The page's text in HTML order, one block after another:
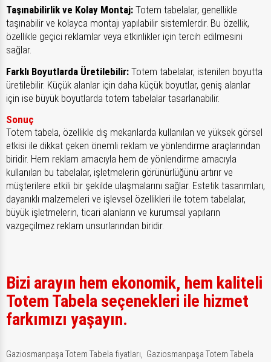
Taşınabilirlik ve Kolay Montaj: Totem tabelalar, genellikle
taşınabilir ve kolayca montajı yapılabilir sistemlerdir. Bu özellik,
özellikle geçici reklamlar veya etkinlikler için tercih edilmesini
sağlar.
Farklı Boyutlarda Üretilebilir: Totem tabelalar, istenilen boyutta
üretilebilir. Küçük alanlar için daha küçük boyutlar, geniş alanlar
için ise büyük boyutlarda totem tabelalar tasarlanabilir.
Sonuç
Totem tabela, özellikle dış mekanlarda kullanılan ve yüksek görsel
etkisi ile dikkat çeken önemli reklam ve yönlendirme araçlarından
biridir. Hem reklam amacıyla hem de yönlendirme amacıyla
kullanılan bu tabelalar, işletmelerin görünürlüğünü artırır ve
müşterilere etkili bir şekilde ulaşmalarını sağlar. Estetik tasarımları,
dayanıklı malzemeleri ve işlevsel özellikleri ile totem tabelalar,
büyük işletmelerin, ticari alanların ve kurumsal yapıların
vazgeçilmez reklam unsurlarından biridir.
Bizi arayın hem ekonomik, hem kaliteli
Totem Tabela seçenekleri ile hizmet
farkımızı yaşayın.
Gaziosmanpaşa Totem Tabela fiyatları, Gaziosmanpaşa Totem Tabela